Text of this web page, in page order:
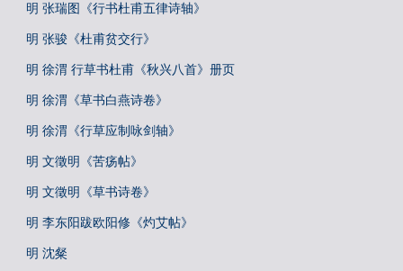
明 张瑞图《行书杜甫五律诗轴》
明 张骏《杜甫贫交行》
明 徐渭 行草书杜甫《秋兴八首》册页
明 徐渭《草书白燕诗卷》
明 徐渭《行草应制咏剑轴》
明 文徵明《苦疡帖》
明 文徵明《草书诗卷》
明 李东阳跋欧阳修《灼艾帖》
明 沈粲